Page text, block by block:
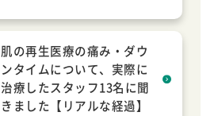
肌の再生医療の痛み・ダウ
ンタイムについて、実際に
治療したスタッフ13名に聞
きました【リアルな経過】